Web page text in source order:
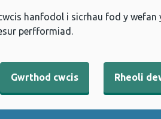
hanfodol i sicrhau fod y
perfformiad.
Gwrthod cwcis Rheoli